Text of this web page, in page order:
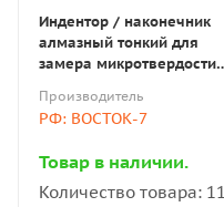
Индентор / наконечник
алмазный тонкий для
замера микротвердости
ПМТ-3(М) В7 по ГОСТ
9377-81
Производитель
РФ: ВОСТОК-7
Товар в наличии.
Количество товара: 11